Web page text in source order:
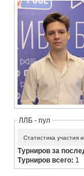
ЛЛБ - пул
Статистика участия
Турниров за
Турниров всего: 1